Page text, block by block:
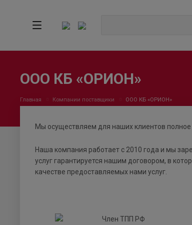
ООО КБ «ОРИОН»
Главная Компании поставщики ООО КБ «ОРИОН»
Мы осуществляем для наших клиентов полное
Наша компания работает с 2010 года и мы
услуг гарантируется нашим договором, в
качестве предоставляемых нами услуг.